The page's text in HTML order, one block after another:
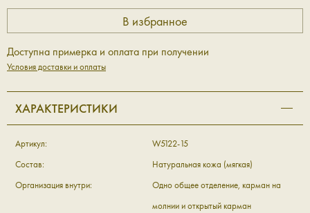
Доступна примерка и оплата при получении
Условия доставки и оплаты
ХАРАКТЕРИСТИКИ
Артикул:
W5122-15
Состав:
Натуральная кожа (мягкая)
Организация внутри:
Одно общее отделение, карман на
молнии и открытый карман